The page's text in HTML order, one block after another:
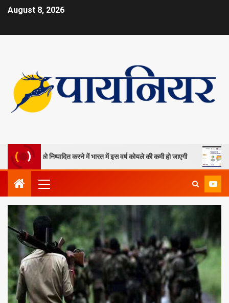
August 8, 2026
खदानों को निष्पादित करने में भारत में इस वर्ष कोयले की कमी हो जाएगी ओपी